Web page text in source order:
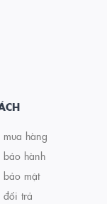
mua hàng
bảo hành
bảo mật
đổi trả